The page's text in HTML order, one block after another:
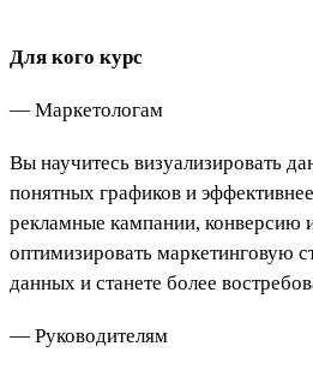
Для кого курс
— Маркетологам
Вы научитесь визуализировать
понятных графиков и
рекламные кампании, конверсию
оптимизировать маркетинговую
данных и станете более
— Руководителям